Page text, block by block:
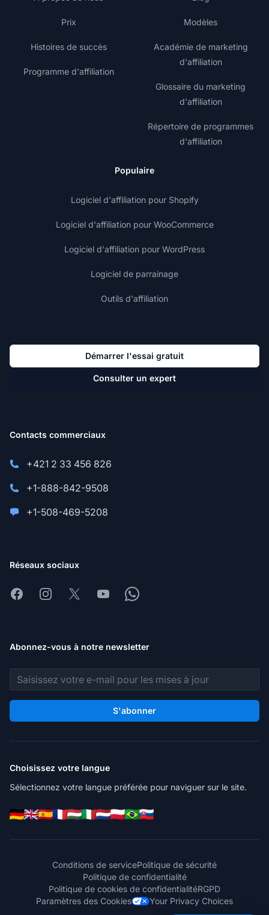
Prix
Histoires de succès
Programme d'affiliation
Modèles
Académie de marketing
d'affiliation
Glossaire du marketing
d'affiliation
Répertoire de programmes
d'affiliation
Populaire
Logiciel d'affiliation pour Shopify
Logiciel d'affiliation pour WooCommerce
Logiciel d'affiliation pour WordPress
Logiciel de parrainage
Outils d'affiliation
Démarrer l'essai gratuit
Consulter un expert
Contacts commerciaux
+421 2 33 456 826
+1-888-842-9508
+1-508-469-5208
Réseaux sociaux
FacebookInstagram
X YoutubeWhatsapp
Abonnez-vous à notre newsletter
Adresse e-mail
S'abonner
Choisissez votre langue
Sélectionnez votre langue préférée pour naviguer sur le site.
Conditions de servicePolitique de sécurité
Politique de confidentialité
Politique de cookies de confidentialitéRGPD
Paramètres des Cookies
Your Privacy Choices